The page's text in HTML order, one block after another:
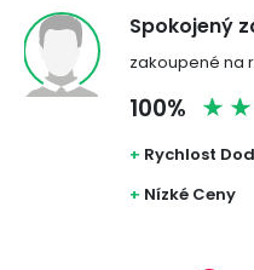
Spokojený
zakoupené na
100%
+ Rychlost
+ Nízké Ceny